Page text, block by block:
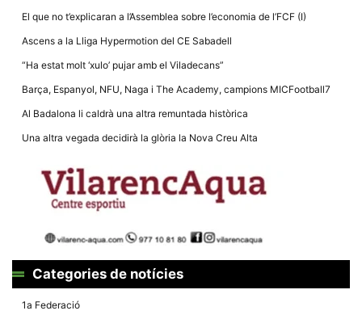
El que no t’explicaran a l’Assemblea sobre l’economia de l’FCF (I)
Ascens a la Lliga Hypermotion del CE Sabadell
“Ha estat molt ‘xulo’ pujar amb el Viladecans”
Barça, Espanyol, NFU, Naga i The Academy, campions MICFootball7
Al Badalona li caldrà una altra remuntada històrica
Una altra vegada decidirà la glòria la Nova Creu Alta
Categories de notícies
1a Federació
dispositiu que
lloc funcioni tan
possible. Si
aquestes
algunes
desapareixeran
Màrqueting
interessos i
mentre
nostre lloc